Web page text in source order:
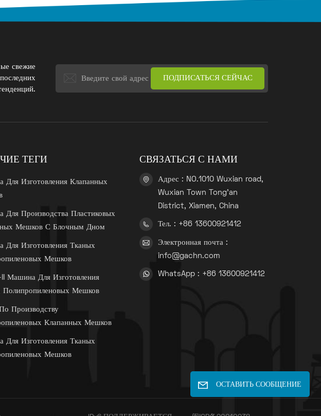
свежие
ТЕГИ
Для Изготовления Клапанных
Для Производства Пластиковых
Мешков С Блочным Дном
Для Изготовления Тканых
Мешков
Машина Для Изготовления
Полипропиленовых Мешков
Производству
Клапанных Мешков
Для Изготовления Тканых
Мешков
СВЯЗАТЬСЯ С НАМИ
Адрес : NO.1010 Wuxian road,
Wuxian Town Tong'an
District, Xiamen, China
Тел. : +86 13600921412
Электронная почта :
info@gachn.com
WhatsApp : +86 13600921412
ОСТАВИТЬ СООБЩЕНИЕ